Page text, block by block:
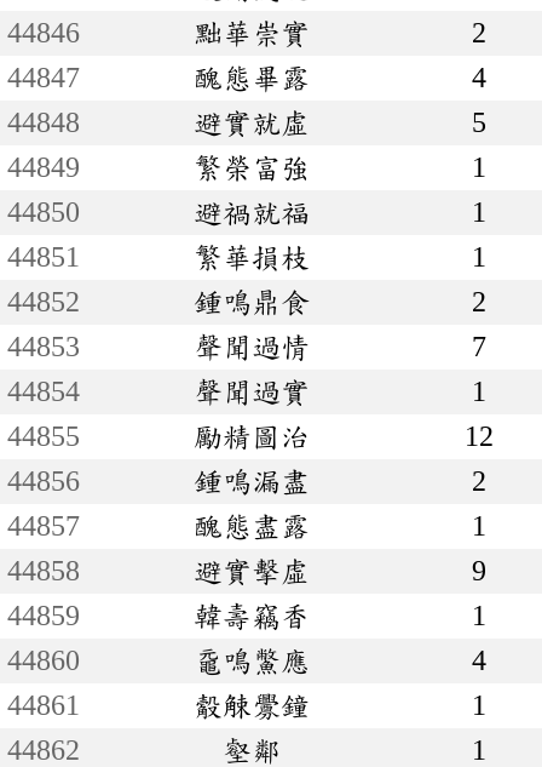
44846
黜華崇實
2
44847
醜態畢露
4
44848
避實就虛
5
44849
繁榮富強
1
44850
避禍就福
1
44851
繁華損枝
1
44852
鍾鳴鼎食
2
44853
聲聞過情
7
44854
聲聞過實
1
44855
勵精圖治
12
44856
鍾鳴漏盡
2
44857
醜態盡露
1
44858
避實擊虛
9
44859
韓壽竊香
1
44860
黿鳴鱉應
4
44861
觳觫釁鐘
1
44862
壑鄰
1